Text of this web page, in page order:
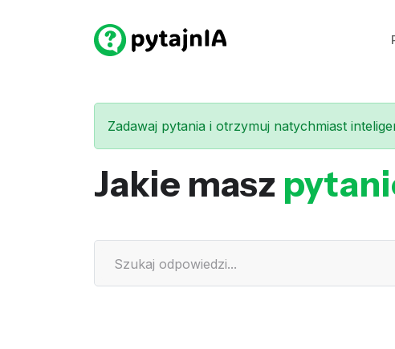
Zadawaj pytania i otrzymuj natychmiast
Jakie masz